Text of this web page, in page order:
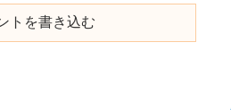
トを書き込む